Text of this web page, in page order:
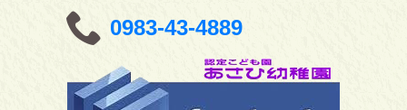
0983-43-4889